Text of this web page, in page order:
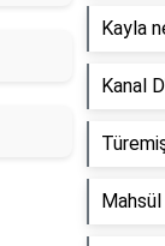
Kayla
Kanal